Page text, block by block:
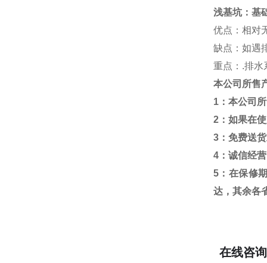
浅基坑：基
优点：相对
缺点：如遇
重点： .排水
本公司所售
1 ：本公司
2 ：如果在
3 ：免费送
4 ：诚信经
5 ：在保修
达，其余各
在线咨询